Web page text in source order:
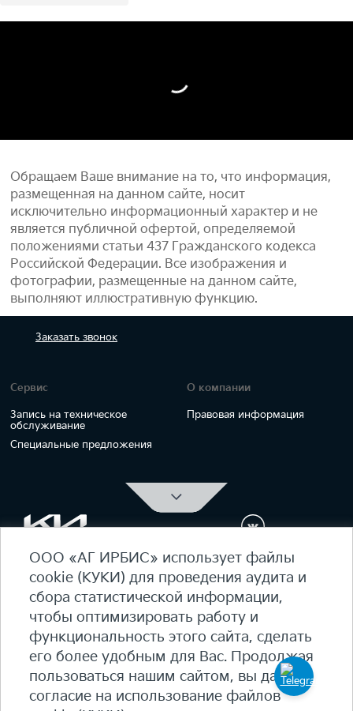
Обращаем Ваше внимание на то, что информация,
размещенная на данном сайте, носит
исключительно информационный характер и не
является публичной офертой, определяемой
положениями статьи 437 Гражданского кодекса
Российской Федерации. Все изображения и
фотографии, размещенные на данном сайте,
выполняют иллюстративную функцию.
Заказать звонок
Сервис
Запись на техническое
обслуживание
Специальные предложения
О компании
Правовая информация
ОФИЦИАЛЬНЫЙ ДИЛЕР Kia Ирбис
ежедневно 09:00 - 21:00
7 (495) 476-39-64
Карта сайта
Политика конфиденциальности
Политика КУКИ (cookie)
+7(495) 644-18-18
ООО «АГ ИРБИС» использует файлы
cookie (КУКИ) для проведения аудита и
сбора статистической информации,
чтобы оптимизировать работу и
функциональность этого сайта, сделать
его более удобным для Вас. Продолжая
пользоваться нашим сайтом, вы даете
согласие на использование файлов